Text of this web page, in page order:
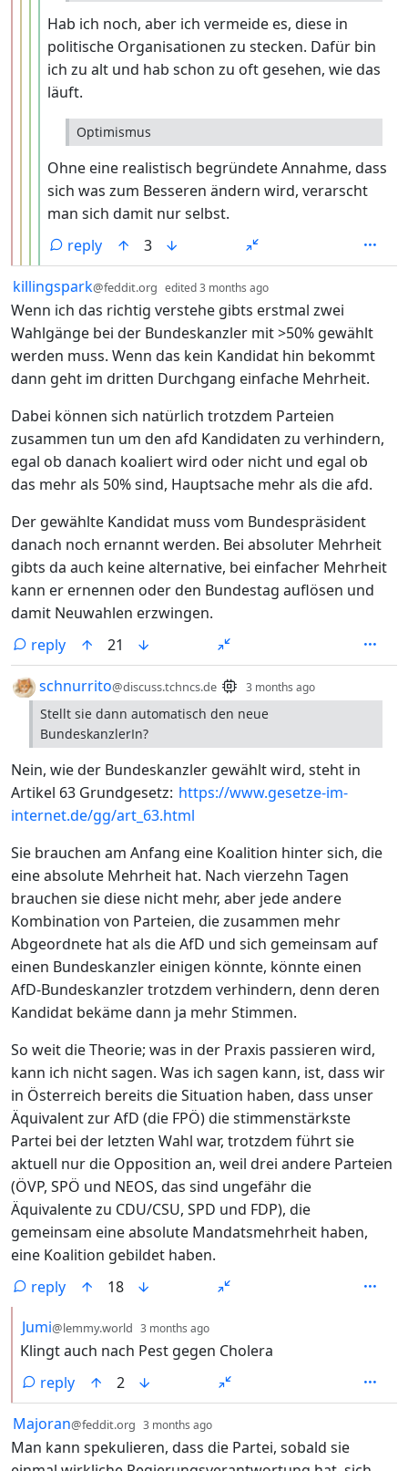
Hab ich noch, aber ich vermeide es, diese in
politische Organisationen zu stecken. Dafür bin
ich zu alt und hab schon zu oft gesehen, wie das
läuft.
Optimismus
Ohne eine realistisch begründete Annahme, dass
sich was zum Besseren ändern wird, verarscht
man sich damit nur selbst.
reply
3
by
killingspark@feddit.org edited3 months ago
Wenn ich das richtig verstehe gibts erstmal zwei
Wahlgänge bei der Bundeskanzler mit >50% gewählt
werden muss. Wenn das kein Kandidat hin bekommt
dann geht im dritten Durchgang einfache Mehrheit.
Dabei können sich natürlich trotzdem Parteien
zusammen tun um den afd Kandidaten zu verhindern,
egal ob danach koaliert wird oder nicht und egal ob
das mehr als 50% sind, Hauptsache mehr als die afd.
Der gewählte Kandidat muss vom Bundespräsident
danach noch ernannt werden. Bei absoluter Mehrheit
gibts da auch keine alternative, bei einfacher Mehrheit
kann er ernennen oder den Bundestag auflösen und
damit Neuwahlen erzwingen.
reply
21
by
schnurrito@discuss.tchncs.de 3 months ago
Stellt sie dann automatisch den neue
BundeskanzlerIn?
Nein, wie der Bundeskanzler gewählt wird, steht in
Artikel 63 Grundgesetz: https://www.gesetze-im-
internet.de/gg/art_63.html
Sie brauchen am Anfang eine Koalition hinter sich, die
eine absolute Mehrheit hat. Nach vierzehn Tagen
brauchen sie diese nicht mehr, aber jede andere
Kombination von Parteien, die zusammen mehr
Abgeordnete hat als die AfD und sich gemeinsam auf
einen Bundeskanzler einigen könnte, könnte einen
AfD-Bundeskanzler trotzdem verhindern, denn deren
Kandidat bekäme dann ja mehr Stimmen.
So weit die Theorie; was in der Praxis passieren wird,
kann ich nicht sagen. Was ich sagen kann, ist, dass wir
in Österreich bereits die Situation haben, dass unser
Äquivalent zur AfD (die FPÖ) die stimmenstärkste
Partei bei der letzten Wahl war, trotzdem führt sie
aktuell nur die Opposition an, weil drei andere Parteien
(ÖVP, SPÖ und NEOS, das sind ungefähr die
Äquivalente zu CDU/CSU, SPD und FDP), die
gemeinsam eine absolute Mandatsmehrheit haben,
eine Koalition gebildet haben.
reply
18
by
Jumi@lemmy.world 3 months ago
Klingt auch nach Pest gegen Cholera
reply
2
by
Majoran@feddit.org 3 months ago
Man kann spekulieren, dass die Partei, sobald sie